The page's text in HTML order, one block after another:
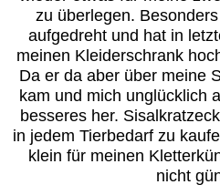
zu überlegen.
aufgedreht und hat in
meinen Kleiderschrank
Da er da aber über meine
kam und mich unglücklich
besseres her.
in jedem Tierbedarf zu
klein für meinen
nicht